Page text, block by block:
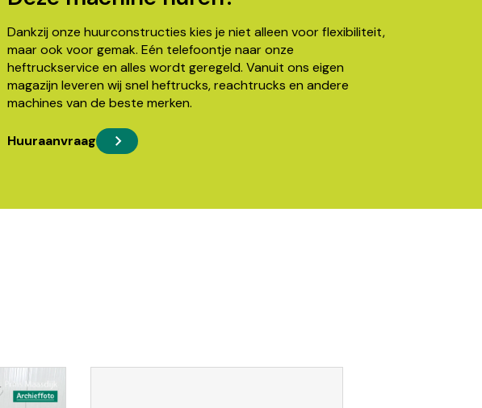
Dankzij onze huurconstructies kies je niet alleen voor flexibiliteit,
maar ook voor gemak. Eén telefoontje naar onze
heftruckservice en alles wordt geregeld. Vanuit ons eigen
magazijn leveren wij snel heftrucks, reachtrucks en andere
machines van de beste merken.
Huuraanvraag